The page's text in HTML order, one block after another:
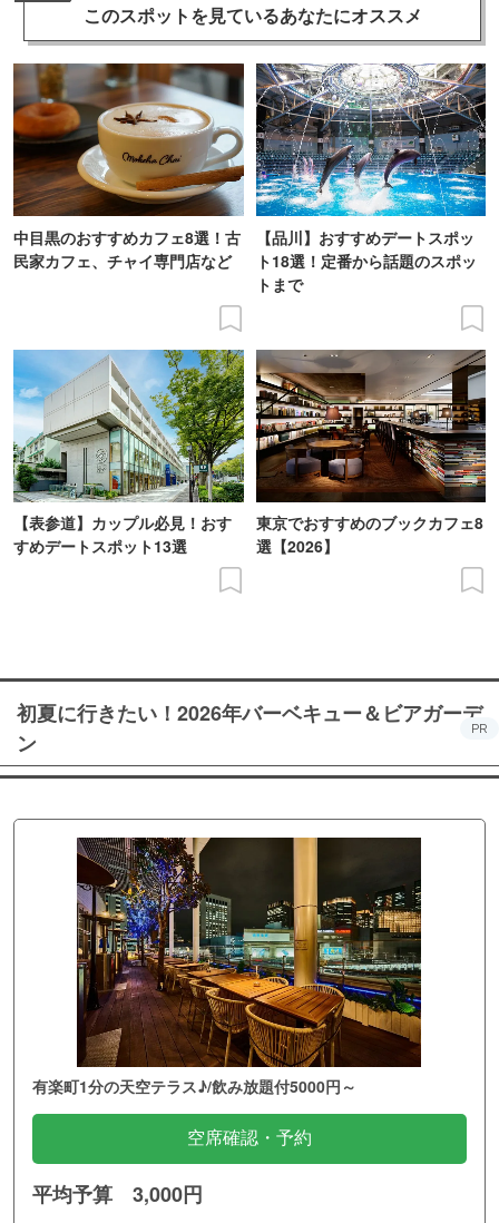
このスポットを見ているあなたにオススメ
中目黒のおすすめカフェ8選！古
民家カフェ、チャイ専門店など
【品川】おすすめデートスポッ
ト18選！定番から話題のスポッ
トまで
【表参道】カップル必見！おす
すめデートスポット13選
東京でおすすめのブックカフェ8
選【2026】
初夏に行きたい！2026年バーベキュー＆ビアガーデ
ン
PR
有楽町1分の天空テラス♪/飲み放題付5000円～
空席確認・予約
平均予算 3,000円